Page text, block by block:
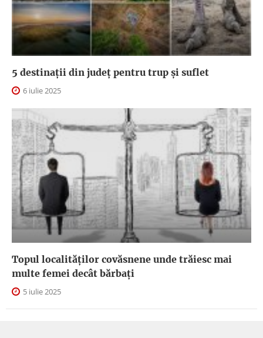
5 destinații din județ pentru trup și suflet
6 iulie 2025
Topul localităților covăsnene unde trăiesc mai
multe femei decât bărbați
5 iulie 2025